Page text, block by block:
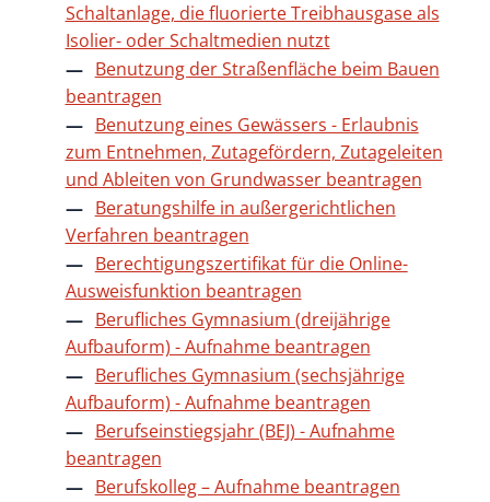
Schaltanlage, die fluorierte Treibhausgase als
Isolier- oder Schaltmedien nutzt
Benutzung der Straßenfläche beim Bauen
beantragen
Benutzung eines Gewässers - Erlaubnis
zum Entnehmen, Zutagefördern, Zutageleiten
und Ableiten von Grundwasser beantragen
Beratungshilfe in außergerichtlichen
Verfahren beantragen
Berechtigungszertifikat für die Online-
Ausweisfunktion beantragen
Berufliches Gymnasium (dreijährige
Aufbauform) - Aufnahme beantragen
Berufliches Gymnasium (sechsjährige
Aufbauform) - Aufnahme beantragen
Berufseinstiegsjahr (BEJ) - Aufnahme
beantragen
Berufskolleg – Aufnahme beantragen